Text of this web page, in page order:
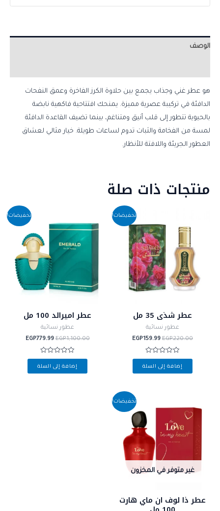
الوصف
هو عطر غني وجذاب يجمع بين حلاوة الكرز الفاخرة وعمق النفحات
الدافئة في تركيبة عصرية مميزة. يمنحك افتتاحية فاكهية نابضة
بالحيوية تتطور إلى قلب أنيق ومتناغم، بينما تضيف القاعدة الدافئة
لمسة من الفخامة والثبات تدوم لساعات طويلة. خيار مثالي لعشاق
العطور الجريئة واللافتة للأنظار.
منتجات ذات صلة
تخفيضات!
عطر شذى 35 مل
عطور نسائية
EGP220.00
هو:
EGP220.00.
EGP159.99
السعر
هو:
EGP159.99.
تم
التقييم
إضافة إلى السلة
تخفيضات!
عطر اميرالد 100 مل
عطور نسائية
EGP1,100.00
هو:
EGP1,100.00.
EGP779.99
السعر
تم
التقييم
إضافة إلى السلة
تخفيضات!
غير متوفر في المخزون
عطر ذا لوف ان ماي هارت
الأصلي
EGP940.00.
السعر
هو:
EGP674.99.